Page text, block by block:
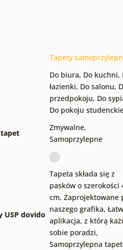
Tapety
Do biura, Do kuchni,
łazienki, Do salonu,
przedpokoju, Do
Do pokoju
Zmywalne,
Samoprzylepne
USP dovido
Tapeta składa się z
pasków o szerokości
cm, Zaprojektowane
naszego grafika,
aplikacja, z którą
sobie poradzi,
Samoprzylepna